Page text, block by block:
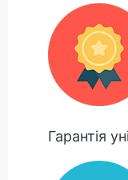
Гарантія